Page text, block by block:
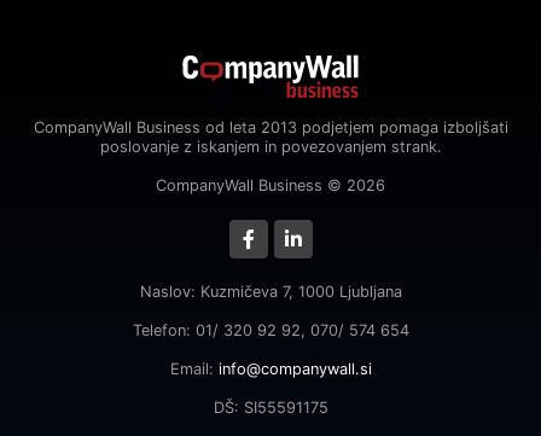
CompanyWall Business od leta 2013 podjetjem pomaga izboljšati
poslovanje z iskanjem in povezovanjem strank.
CompanyWall Business © 2026
Naslov: Kuzmičeva 7, 1000 Ljubljana
Telefon: 01/ 320 92 92, 070/ 574 654
Email: info@companywall.si
DŠ: SI55591175